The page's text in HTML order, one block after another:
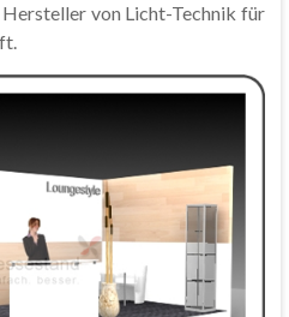
von Licht-Technik für